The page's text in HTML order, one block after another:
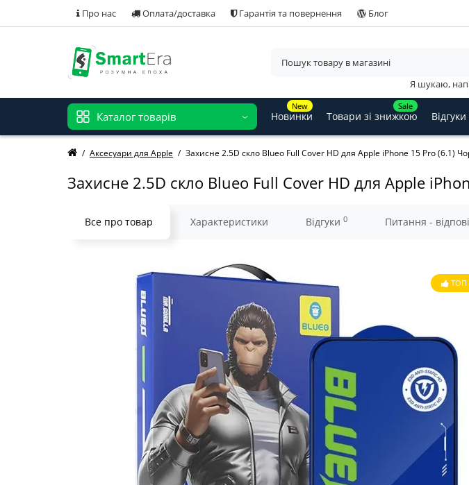
Про нас Оплата/доставка Гарантія та повернення Блог
Я шукаю,
Каталог товарів
New
Новинки
Sale
Товари зі знижкою
Аксесуари для Apple Захисне 2.5D скло Blueo Full Cover HD для Apple iPhone 15 Pro (6.1)
Захисне 2.5D скло Blueo Full Cover HD для Apple
Все про товар Характеристики Відгуки 0 Питання -
ТОП
Захисне скло на екран Айфон 15 Про +
камеру = Знижка
5%